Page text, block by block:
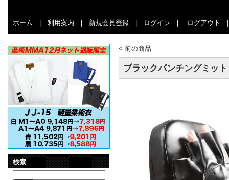
ホーム 利用案内 新規会員登録 ログイン ログアウト
検索
< 前の商品
ブラックパンチングミット